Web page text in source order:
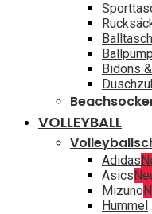
Bidons
VOLLEYBALL
Adidas
Asics
Mizuno
Hummel